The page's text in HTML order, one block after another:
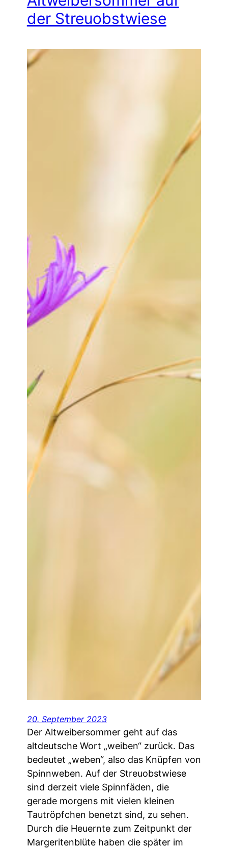
der Streuobstwiese
20. September 2023
Der Altweibersommer geht auf das
altdeutsche Wort „weiben“ zurück. Das
bedeutet „weben“, also das Knüpfen von
Spinnweben. Auf der Streuobstwiese
sind derzeit viele Spinnfäden, die
gerade morgens mit vielen kleinen
Tautröpfchen benetzt sind, zu sehen.
Durch die Heuernte zum Zeitpunkt der
Margeritenblüte haben die später im